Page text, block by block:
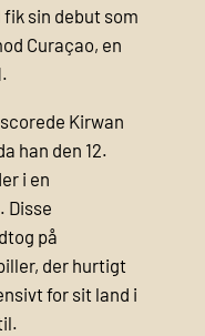
fik sin debut som
Curaçao, en
Kirwan
han den 12.
i en
Disse
på
der hurtigt
for sit land i